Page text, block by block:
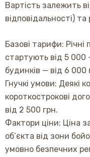
Вартість залежить
відповідальності) та
Базові тарифи:
стартують від 5 000
будинків — від 6 000
Гнучкі умови: Деякі
короткострокові
від 2 500 грн.
Фактори ціни: Ціна
об’єкта від зони
умовно безпечних